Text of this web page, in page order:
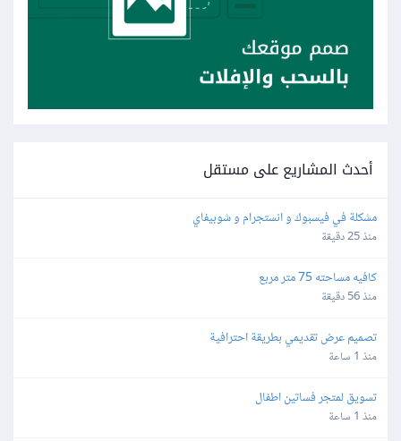
أحدث المشاريع على مستقل
مشكلة في فيسبوك و انستجرام و شوبيفاي
منذ 25 دقيقة
كافيه مساحته 75 متر مربع
منذ 56 دقيقة
تصميم عرض تقديمي بطريقة احترافية
منذ 1 ساعة
تسويق لمتجر فساتين اطفال
منذ 1 ساعة